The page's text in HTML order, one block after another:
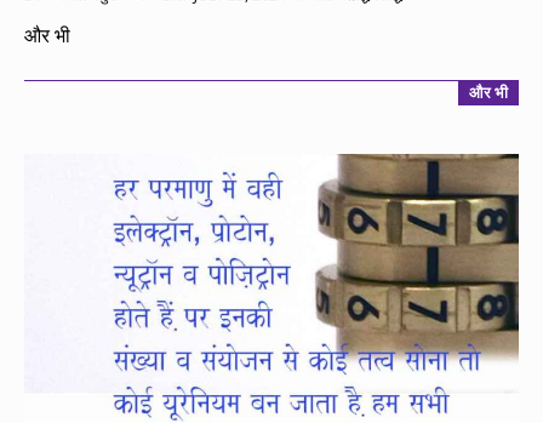
07-
और भी
और भी